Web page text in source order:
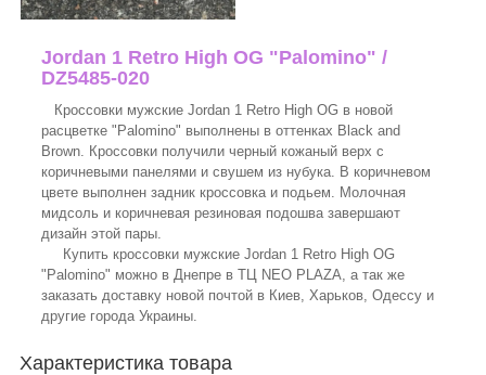
Jordan 1 Retro High OG "Palomino" /
DZ5485-020
Кроссовки мужские Jordan 1 Retro High OG в новой
расцветке "Palomino" выполнены в оттенках Black and
Brown. Кроссовки получили черный кожаный верх с
коричневыми панелями и свушем из нубука. В коричневом
цвете выполнен задник кроссовка и подьем. Молочная
мидсоль и коричневая резиновая подошва завершают
дизайн этой пары.
Купить кроссовки мужские Jordan 1 Retro High OG
"Palomino" можно в Днепре в ТЦ NEO PLAZA, а так же
заказать доставку новой почтой в Киев, Харьков, Одессу и
другие города Украины.
Характеристика товара